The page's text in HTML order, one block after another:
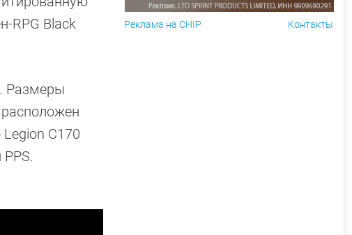
RPG Black
Размеры
C170
Реклама на CHIP Контакты